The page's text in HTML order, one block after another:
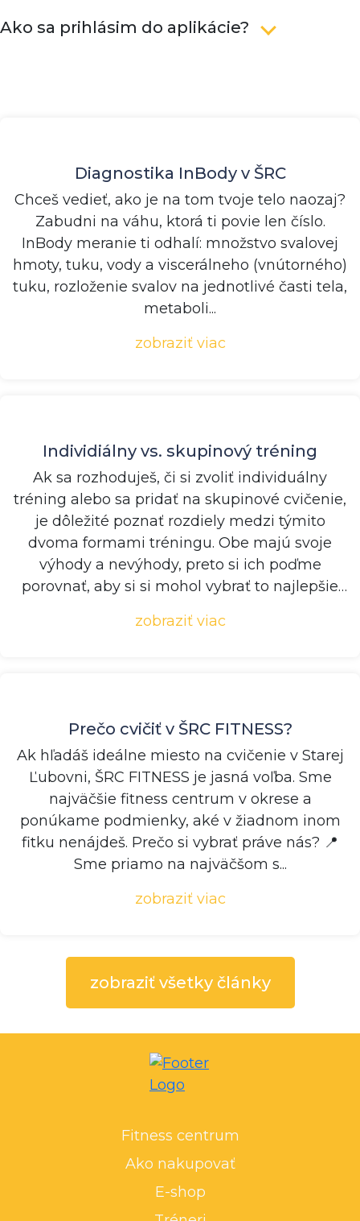
Ako sa prihlásim do aplikácie?
Diagnostika InBody v ŠRC
Chceš vedieť, ako je na tom tvoje telo naozaj?
Zabudni na váhu, ktorá ti povie len číslo.
InBody meranie ti odhalí: množstvo svalovej
hmoty, tuku, vody a viscerálneho (vnútorného)
tuku, rozloženie svalov na jednotlivé časti tela,
metaboli...
zobraziť viac
Individiálny vs. skupinový tréning
Ak sa rozhoduješ, či si zvoliť individuálny
tréning alebo sa pridať na skupinové cvičenie,
je dôležité poznať rozdiely medzi týmito
dvoma formami tréningu. Obe majú svoje
výhody a nevýhody, preto si ich poďme
porovnať, aby si si mohol vybrať to najlepšie
zobraziť viac
Prečo cvičiť v ŠRC FITNESS?
Ak hľadáš ideálne miesto na cvičenie v Starej
Ľubovni, ŠRC FITNESS je jasná voľba. Sme
najväčšie fitness centrum v okrese a
ponúkame podmienky, aké v žiadnom inom
fitku nenájdeš. Prečo si vybrať práve nás? 📍
Sme priamo na najväčšom s...
zobraziť viac
zobraziť všetky články
Fitness centrum
Ako nakupovať
E-shop